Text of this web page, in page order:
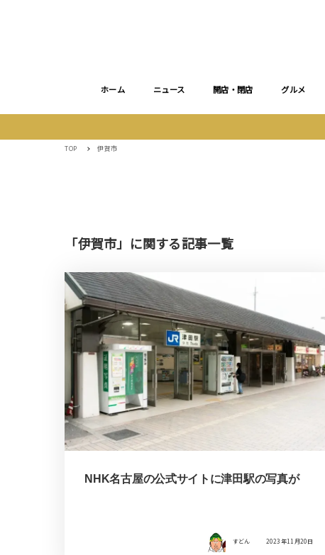
ホーム ニュース 開店・閉店 グルメ
TOP 伊賀市
「伊賀市」に関する記事一覧
NHK名古屋の公式サイトに津田駅の写真が
すどん 2023年11月20日